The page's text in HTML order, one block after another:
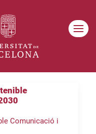
Comunicació i